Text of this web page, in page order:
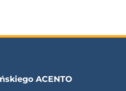
ACENTO